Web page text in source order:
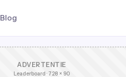
Blog
ADVERTENTIE
Leaderboard · 728 × 90